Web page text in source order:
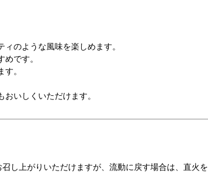
のような風味を楽しめます。
です。
。
いしくいただけます。
し上がりいただけますが、流動に戻す場合は、直火を